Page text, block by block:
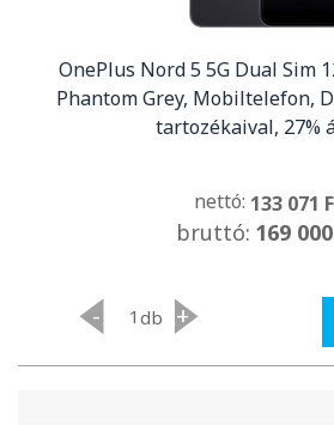
OnePlus Nord 5 5G Dual Sim
Phantom Grey, Mobiltelefon,
tartozékaival, 27%
nettó: 133 071
bruttó: 169
- db +